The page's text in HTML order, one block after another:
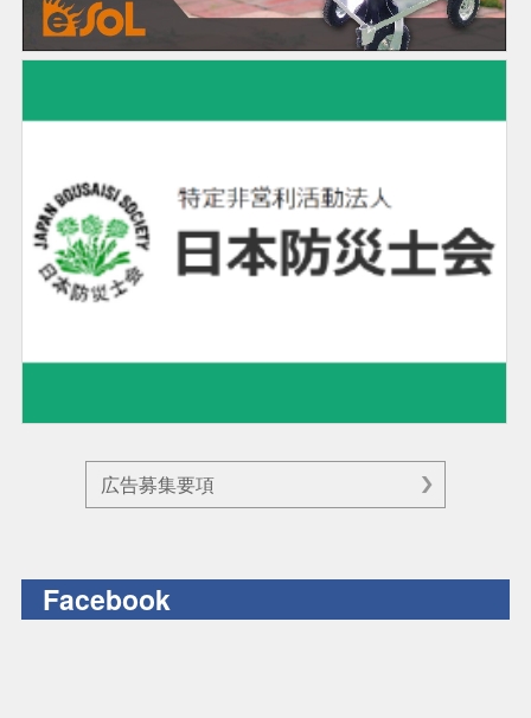
広告募集要項
Facebook